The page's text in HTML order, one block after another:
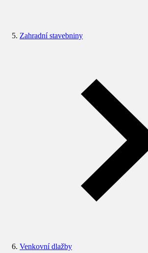
Zahradní stavebniny
Venkovní dlažby